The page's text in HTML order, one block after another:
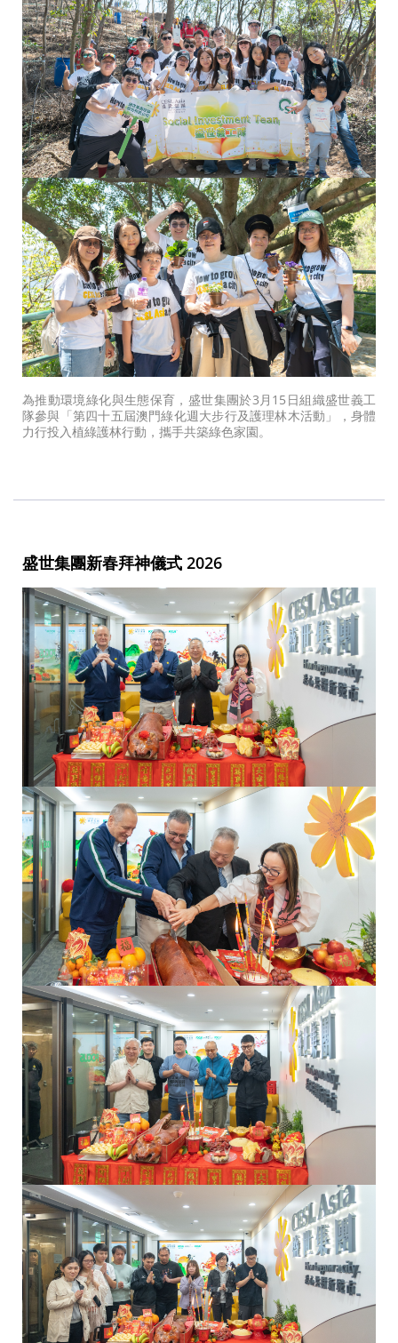
為推動環境綠化與生態保育，盛世集團於3月15日組織盛世義工
隊參與「第四十五屆澳門綠化週大步行及護理林木活動」，身體
力行投入植綠護林行動，攜手共築綠色家園。
盛世集團新春拜神儀式 2026